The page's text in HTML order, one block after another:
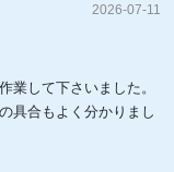
2026-07-11
業して下さいました。
具合もよく分かりまし